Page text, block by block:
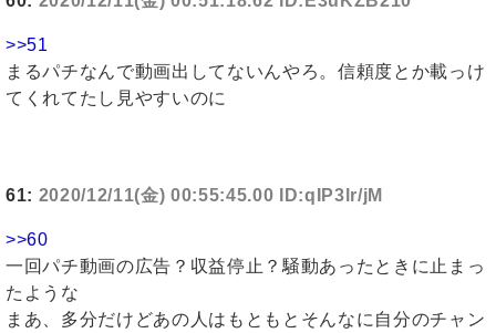
>>51
まるパチなんで動画出してないんやろ。信頼度とか載っけ
てくれてたし見やすいのに
61: 2020/12/11(金) 00:55:45.00 ID:qIP3lr/jM
>>60
一回パチ動画の広告？収益停止？騒動あったときに止まっ
たような
まあ、多分だけどあの人はもともとそんなに自分のチャン